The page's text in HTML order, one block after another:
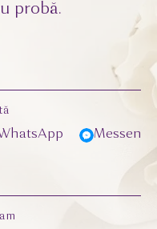
probă.